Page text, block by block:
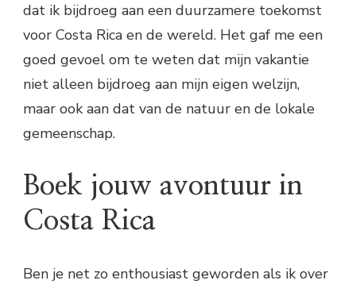
dat ik bijdroeg aan een duurzamere toekomst
voor Costa Rica en de wereld. Het gaf me een
goed gevoel om te weten dat mijn vakantie
niet alleen bijdroeg aan mijn eigen welzijn,
maar ook aan dat van de natuur en de lokale
gemeenschap.
Boek jouw avontuur in
Costa Rica
Ben je net zo enthousiast geworden als ik over